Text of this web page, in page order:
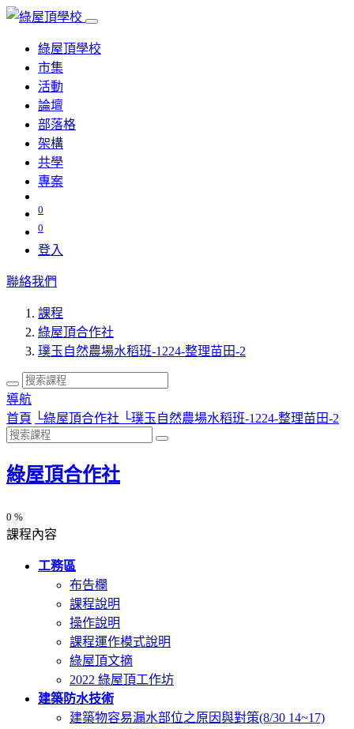
綠屋頂學校
市集
活動
論壇
部落格
架構
共學
專案
0
0
登入
聯絡我們
課程
綠屋頂合作社
璞玉自然農場水稻班-1224-整理苗田-2
導航
首頁
└綠屋頂合作社 └璞玉自然農場水稻班-1224-整理苗田-2
綠屋頂合作社
0 %
課程內容
工務區
布告欄
課程說明
操作說明
課程運作模式說明
綠屋頂文摘
2022 綠屋頂工作坊
建築防水技術
建築物容易漏水部位之原因與對策(8/30 14~17)